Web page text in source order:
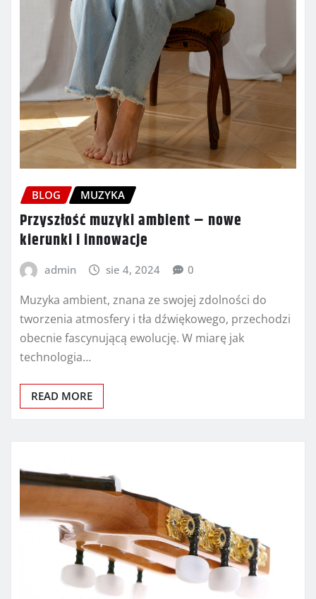
BLOG MUZYKA
Przyszłość muzyki ambient – nowe
kierunki i innowacje
admin sie 4, 2024 0
Muzyka ambient, znana ze swojej zdolności do
tworzenia atmosfery i tła dźwiękowego, przechodzi
obecnie fascynującą ewolucję. W miarę jak
technologia…
READ MORE